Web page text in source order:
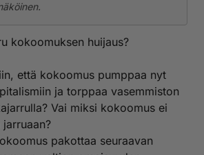
kokoomuksen huijaus?
että kokoomus pumppaa nyt
ja torppaa vasemmiston
Vai miksi kokoomus ei
pakottaa seuraavan